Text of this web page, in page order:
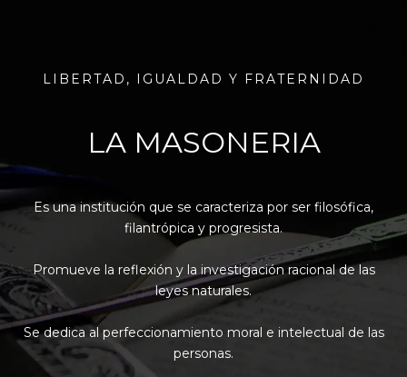
LIBERTAD, IGUALDAD Y FRATERNIDAD
LA MASONERIA
Es una institución que se caracteriza por ser filosófica,
filantrópica y progresista.
Promueve la reflexión y la investigación racional de las
leyes naturales.
Se dedica al perfeccionamiento moral e intelectual de las
personas.